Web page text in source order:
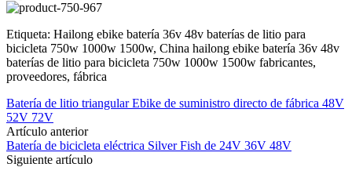
Etiqueta: Hailong ebike batería 36v 48v baterías de litio para
bicicleta 750w 1000w 1500w, China hailong ebike batería 36v 48v
baterías de litio para bicicleta 750w 1000w 1500w fabricantes,
proveedores, fábrica
Batería de litio triangular Ebike de suministro directo de fábrica 48V
52V 72V
Artículo anterior
Batería de bicicleta eléctrica Silver Fish de 24V 36V 48V
Siguiente artículo